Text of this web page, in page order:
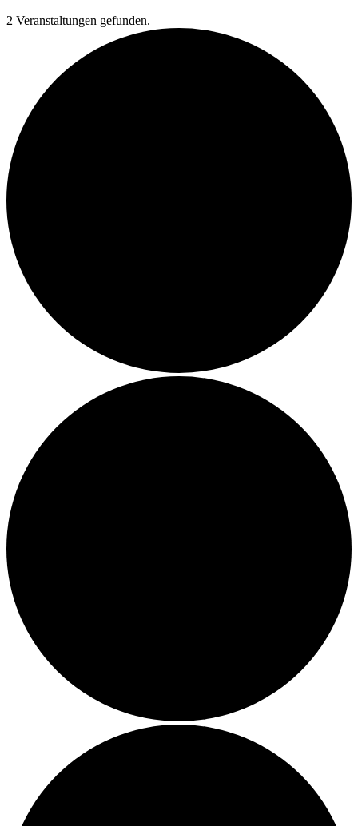
2 Veranstaltungen gefunden.